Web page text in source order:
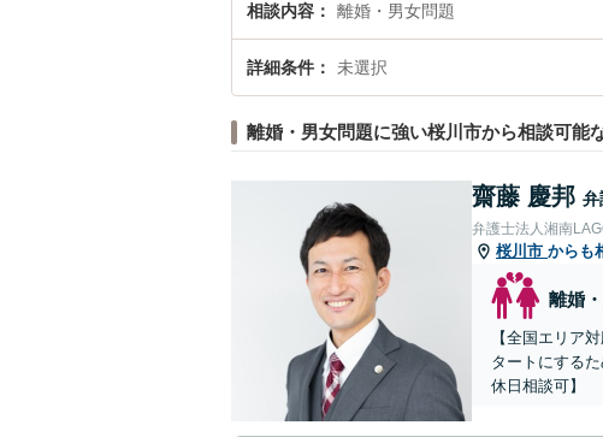
相談内容 離婚・男女問題
詳細条件 未選択
離婚・男女問題に強い桜川市から相談可能
齋藤 慶邦 弁
弁護士法人湘南
桜川市 からも
離婚
【全国エリア
タートにする
休日相談可】